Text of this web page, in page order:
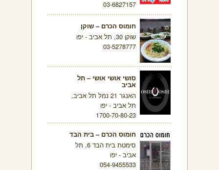
03-6827157
חומוס הכרם – שוקן
שוקן 30, תל אביב - יפו
03-5278777
סושי אושי אושי – תל
אביב
האנגר 21 נמל תל אביב,
תל אביב - יפו
1700-70-80-23
חומוס הכרם – בית הבד
סימטת בית הבד 6, תל
אביב - יפו
054-9455533